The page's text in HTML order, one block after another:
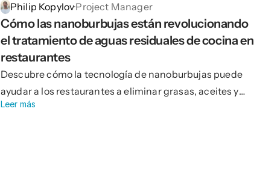
Philip Kopylov·Project Manager
Cómo las nanoburbujas están revolucionando
el tratamiento de aguas residuales de cocina en
restaurantes
Descubre cómo la tecnología de nanoburbujas puede
ayudar a los restaurantes a eliminar grasas, aceites y
otros desechos de cocina de las aguas residuales antes
Leer más